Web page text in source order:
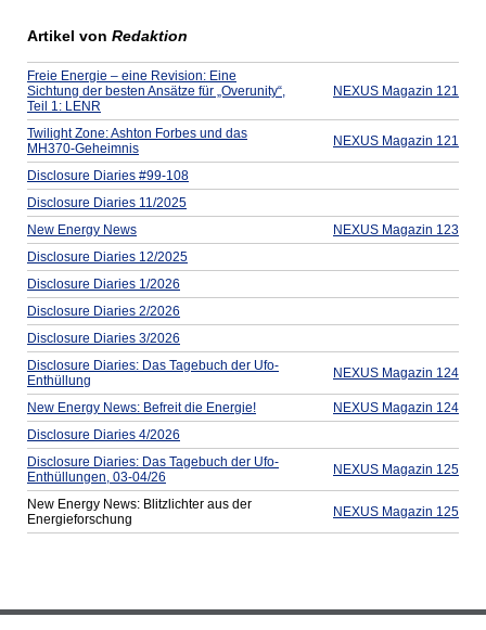
Artikel von Redaktion
Freie Energie – eine Revision: Eine
Sichtung der besten Ansätze für „Overunity“,
Teil 1: LENR
NEXUS Magazin 121
Twilight Zone: Ashton Forbes und das
MH370-Geheimnis
NEXUS Magazin 121
Disclosure Diaries #99-108
Disclosure Diaries 11/2025
New Energy News
NEXUS Magazin 123
Disclosure Diaries 12/2025
Disclosure Diaries 1/2026
Disclosure Diaries 2/2026
Disclosure Diaries 3/2026
Disclosure Diaries: Das Tagebuch der Ufo-
Enthüllung
NEXUS Magazin 124
New Energy News: Befreit die Energie!
NEXUS Magazin 124
Disclosure Diaries 4/2026
Disclosure Diaries: Das Tagebuch der Ufo-
Enthüllungen, 03-04/26
NEXUS Magazin 125
New Energy News: Blitzlichter aus der
Energieforschung
NEXUS Magazin 125